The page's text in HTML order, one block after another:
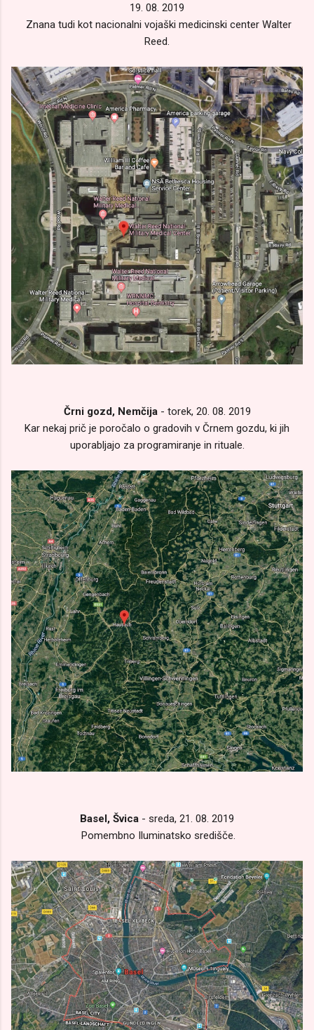
19. 08. 2019
Znana tudi kot nacionalni vojaški medicinski center Walter
Reed.
Črni gozd, Nemčija - torek, 20. 08. 2019
Kar nekaj prič je poročalo o gradovih v Črnem gozdu, ki jih
uporabljajo za programiranje in rituale.
Basel, Švica - sreda, 21. 08. 2019
Pomembno Iluminatsko središče.